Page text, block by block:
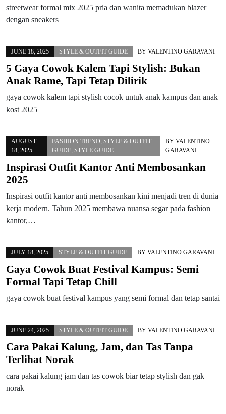
streetwear formal mix 2025 pria dan wanita memadukan blazer
dengan sneakers
JUNE 18, 2025 STYLE & OUTFIT GUIDE BY VALENTINO GARAVANI
5 Gaya Cowok Kalem Tapi Stylish: Bukan
Anak Rame, Tapi Tetap Dilirik
gaya cowok kalem tapi stylish cocok untuk anak kampus dan anak
kost 2025
AUGUST
18, 2025
FASHION TREND STYLE & OUTFIT
GUIDE, STYLE GUIDE
BYVALENTINO
GARAVANI
Inspirasi Outfit Kantor Anti Membosankan
2025
Inspirasi outfit kantor anti membosankan kini menjadi tren di dunia
kerja modern. Tahun 2025 membawa nuansa segar pada fashion
kantor,…
JULY 18, 2025 STYLE & OUTFIT GUIDE BY VALENTINO GARAVANI
Gaya Cowok Buat Festival Kampus: Semi
Formal Tapi Tetap Chill
gaya cowok buat festival kampus yang semi formal dan tetap santai
JUNE 24, 2025 STYLE & OUTFIT GUIDE BY VALENTINO GARAVANI
Cara Pakai Kalung, Jam, dan Tas Tanpa
Terlihat Norak
cara pakai kalung jam dan tas cowok biar tetap stylish dan gak
norak